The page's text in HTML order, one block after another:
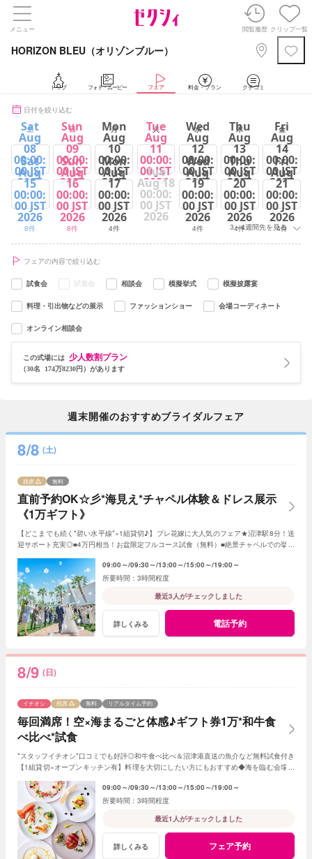
メニュー 閲覧履歴 クリップ一覧
HORIZON BLEU（オリゾンブルー）
トップ フォト・ムービー フェア 料金・プラン クチコミ
日付を絞り込む
土 日 月 火 水 木 金
Sat
Aug
08
00:00:
00 JST
2026
8件
Sun
Aug
09
00:00:
00 JST
2026
8件
Mon
Aug
10
00:00:
00 JST
2026
5件
Tue
Aug
11
00:00:
00 JST
2026
8件
Wed
Aug
12
00:00:
00 JST
2026
5件
Thu
Aug
13
00:00:
00 JST
2026
5件
Fri
Aug
14
00:00:
00 JST
2026
5件
Sat
Aug
15
00:00:
00 JST
2026
8件
Sun
Aug
16
00:00:
00 JST
2026
8件
Mon
Aug
17
00:00:
00 JST
2026
4件
Tue
Aug 18
00:00:
00 JST
2026
Wed
Aug
19
00:00:
00 JST
2026
4件
Thu
Aug
20
00:00:
00 JST
2026
4件
Fri
Aug
21
00:00:
00 JST
2026
4件
3～4週間先を見る
フェアの内容で絞り込む
試食会 試着会 相談会 模擬挙式 模擬披露宴
料理・引出物などの展示 ファッションショー 会場コーディネート
オンライン相談会
この式場には 少人数割プラン
（30名 174万8230円）があります
週末開催のおすすめブライダルフェア
8/8 (土)
直前予約OK☆彡*海見え*チャペル体験＆ドレス展示
《1万ギフト》
残席 無料
【どこまでも続く*碧い水平線*×1組貸切♪】プレ花嫁に大人気のフェア★沼津駅8分！送
迎サポート充実◎■4万円相当！お盆限定フルコース試食（無料）■絶景チャペルでの挙式
09:00～ 09:30～ 13:00～ 15:00～ 19:00～
3時間程度
最近3人がチェックしました
詳しくみる 電話予約
8/9 (日)
毎回満席！空×海まるごと体感♪ギフト券1万*和牛食
べ比べ*試食
イチオシ 残席 無料 リアルタイム予約
*スタッフイチオシ*口コミでも好評◎和牛食べ比べ＆沼津港直送の魚介など無料試食付き
【1組貸切×オープンキッチン有】料理を大切にしたい方にもおすすめ◆海を臨む会場の
09:00～ 09:30～ 13:00～ 15:00～ 19:00～
3時間程度
最近1人がチェックしました
詳しくみる フェア予約